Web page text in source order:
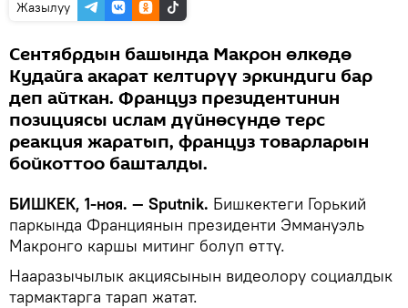
Жазылуу
Сентябрдын башында Макрон өлкөдө
Кудайга акарат келтирүү эркиндиги бар
деп айткан. Француз президентинин
позициясы ислам дүйнөсүндө терс
реакция жаратып, француз товарларын
бойкоттоо башталды.
БИШКЕК, 1-ноя. — Sputnik. Бишкектеги Горький
паркында Франциянын президенти Эммануэль
Макронго каршы митинг болуп өттү.
Нааразычылык акциясынын видеолору социалдык
тармактарга тарап жатат.